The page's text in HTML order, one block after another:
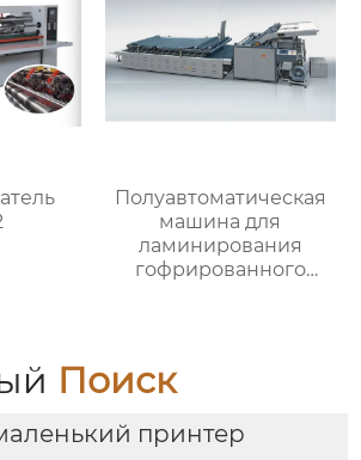
Полуавтоматическая
машина для
ламинирования
гофрированного
Поиск
принтер